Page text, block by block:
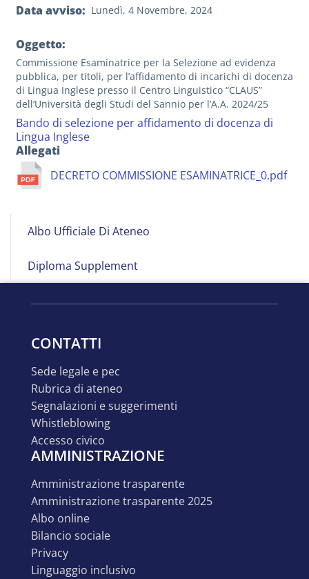
Albo
Albo Ufficiale Di Ateneo
Diploma Supplement
Data avviso Lunedì, 4 Novembre, 2024
Oggetto:
Commissione Esaminatrice per la Selezione ad evidenza
pubblica, per titoli, per l’affidamento di incarichi di docenza
di Lingua Inglese presso il Centro Linguistico “CLAUS”
dell’Università degli Studi del Sannio per l’A.A. 2024/25
Bando di selezione per affidamento di docenza di
Lingua Inglese
Allegati
DECRETO COMMISSIONE ESAMINATRICE_0.pdf
CONTATTI
sede legale e pec
rubrica di ateneo
segnalazioni e suggerimenti
whistleblowing
accesso civico
AMMINISTRAZIONE
amministrazione trasparente
amministrazione trasparente 2025
albo online
bilancio sociale
privacy
linguaggio inclusivo